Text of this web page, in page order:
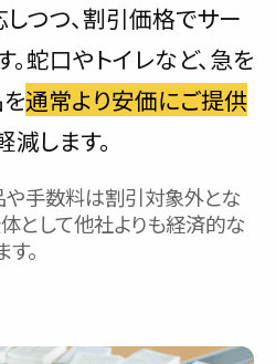
つつ、割引価格でサー
蛇口やトイレなど、急を
通常より安価にご提供
します。
や手数料は割引対象外とな
として他社よりも経済的な
。